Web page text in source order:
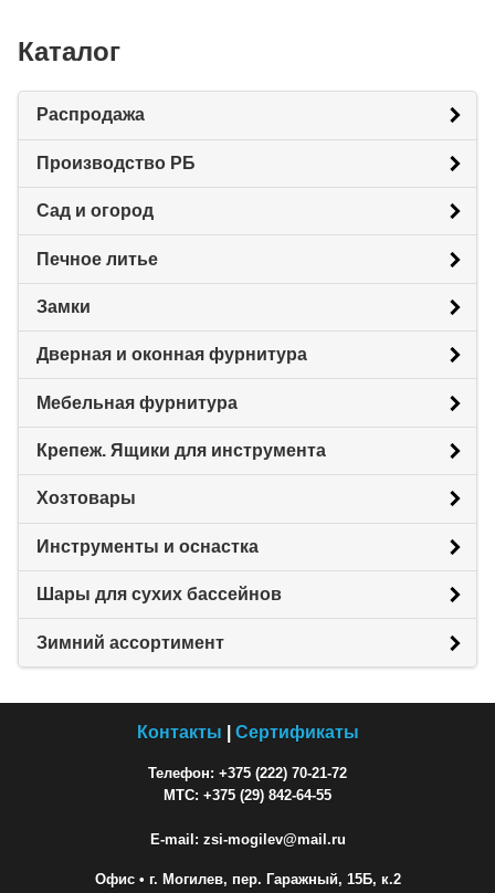
Каталог
Распродажа
Производство РБ
Сад и огород
Печное литье
Замки
Дверная и оконная фурнитура
Мебельная фурнитура
Крепеж. Ящики для инструмента
Хозтовары
Инструменты и оснастка
Шары для сухих бассейнов
Зимний ассортимент
Контакты Сертификаты
Телефон: +375 (222) 70-21-72
МТС: +375 (29) 842-64-55
E-mail: zsi-mogilev@mail.ru
Офис• г. Могилев, пер. Гаражный, 15Б, к.2